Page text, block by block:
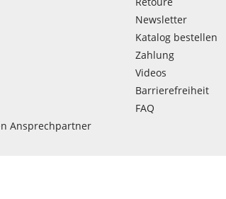
Ansprechpartner
Newsletter
Katalog bestellen
Zahlung
Videos
Barrierefreiheit
FAQ